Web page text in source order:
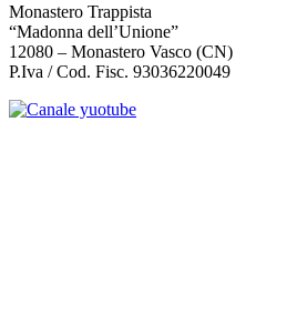
Monastero Trappista
“Madonna dell’Unione”
12080 – Monastero Vasco (CN)
P.Iva / Cod. Fisc. 93036220049